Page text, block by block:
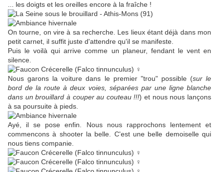
... les doigts et les oreilles encore à la fraîche !
On tourne, on vire à sa recherche. Les lieux étant déjà dans mon
petit carnet, il suffit juste d'attendre qu'il se manifeste.
Puis le voilà qui arrive comme un planeur, fendant le vent en
silence.
Nous garons la voiture dans le premier "trou" possible (sur le
bord de la route à deux voies, séparées par une ligne blanche
dans un brouillard à couper au couteau !!!) et nous nous lançons
à sa poursuite à pieds.
Ayé, il se pose enfin. Nous nous rapprochons lentement et
commencons à shooter la belle. C'est une belle demoiselle qui
nous tiens companie.